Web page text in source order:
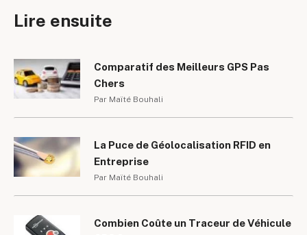
Lire ensuite
Comparatif des Meilleurs GPS Pas
Chers
Par Maïté Bouhali
La Puce de Géolocalisation RFID en
Entreprise
Par Maïté Bouhali
Combien Coûte un Traceur de Véhicule